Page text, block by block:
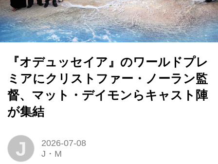
『オデュッセイア』のワールドプレ
ミアにクリストファー・ノーラン監
督、マット・デイモンらキャスト陣
が集結
J
2026-07-08
J・M